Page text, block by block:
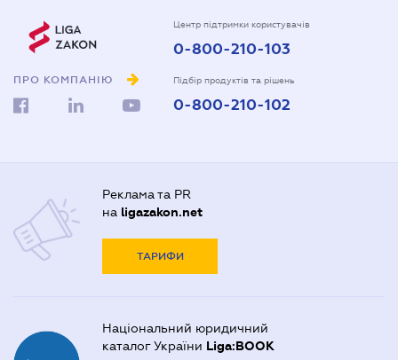
ПРО КОМПАНІЮ
Центр підтримки користувачів
0-800-210-103
Підбір продуктів та рішень
0-800-210-102
Реклама та PR
на ligazakon.net
ТАРИФИ
Національний юридичний
каталог України Liga:BOOK